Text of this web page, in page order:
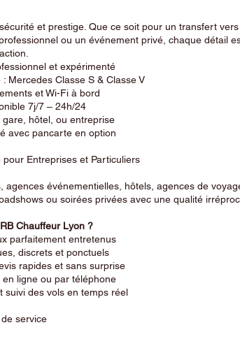
et prestige. Que ce soit pour un transfert vers
ou un événement privé, chaque détail
et expérimenté
Classe S & Classe V
et Wi-Fi à bord
7j/7 – 24h/24
hôtel, ou entreprise
pancarte en option
Entreprises et Particuliers
événementielles, hôtels, agences de
ou soirées privées avec une qualité
Chauffeur Lyon ?
parfaitement entretenus
discrets et ponctuels
rapides et sans surprise
ligne ou par téléphone
des vols en temps réel
service